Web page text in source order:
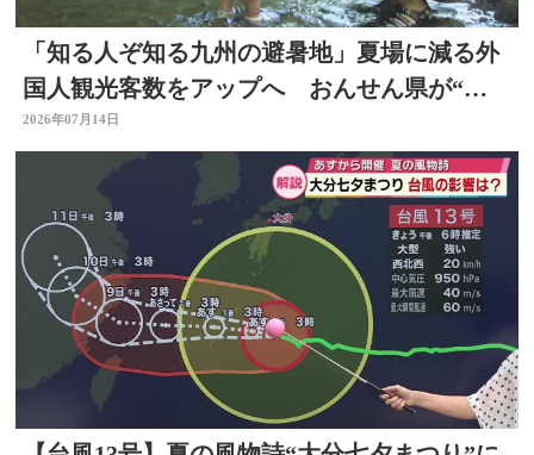
「知る人ぞ知る九州の避暑地」夏場に減る外
国人観光客数をアップへ おんせん県が“涼
しい大分”に
2026年07月14日